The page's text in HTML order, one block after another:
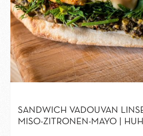
SANDWICH VADOUVAN
MISO-ZITRONEN-MAYO |